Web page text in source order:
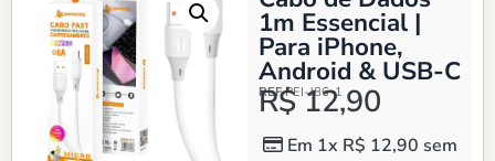
1m Essencial |
Para iPhone,
Android & USB-C
REFPEI-J86-1
R$ 12,90
Em 1x R$ 12,90 sem